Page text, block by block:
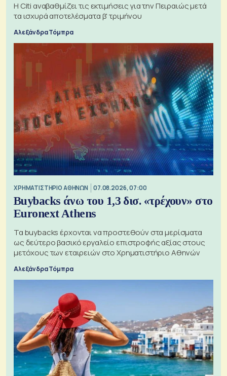
Η Citi αναβαθμίζει τις εκτιμήσεις για την Πειραιώς μετά
τα ισχυρά αποτελέσματα β' τριμήνου
Αλεξάνδρα Τόμπρα
XΡΗΜΑΤΙΣΤΗΡΙΟ ΑΘΗΝΩΝ 07.08.2026, 07:00
Buybacks άνω του 1,3 δισ. «τρέχουν» στο
Euronext Athens
Τα buybacks έρχονται να προστεθούν στα μερίσματα
ως δεύτερο βασικό εργαλείο επιστροφής αξίας στους
μετόχους των εταιρειών στο Χρηματιστήριο Αθηνών
Αλεξάνδρα Τόμπρα